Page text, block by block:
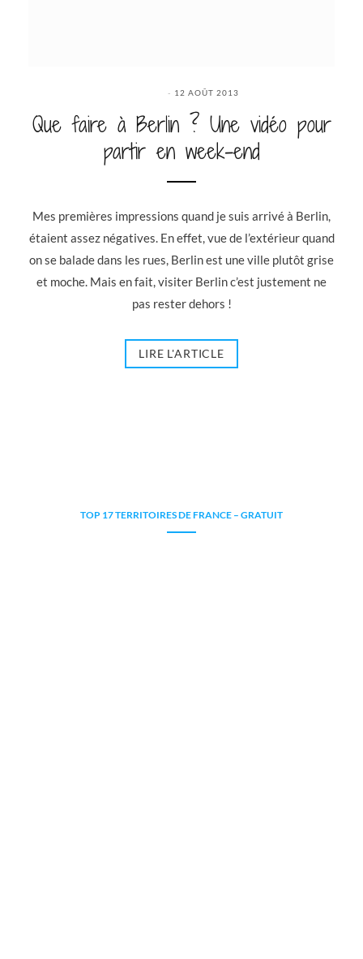
12 AOÛT 2013
Que faire à Berlin ? Une vidéo pour
partir en week-end
Mes premières impressions quand je suis arrivé à Berlin,
étaient assez négatives. En effet, vue de l’extérieur quand
on se balade dans les rues, Berlin est une ville plutôt grise
et moche. Mais en fait, visiter Berlin c’est justement ne
pas rester dehors !
LIRE L'ARTICLE
TOP 17 TERRITOIRES DE FRANCE – GRATUIT